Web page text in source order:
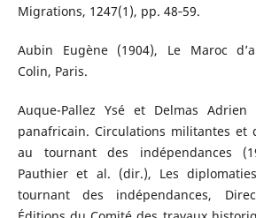
Migrations, 1247(1), pp. 48‑59.
Aubin Eugène (1904), Le Maroc
Colin, Paris.
Auque-Pallez Ysé et Delmas
panafricain. Circulations militantes et
au tournant des indépendances
Pauthier et al. (dir.), Les
tournant des indépendances,